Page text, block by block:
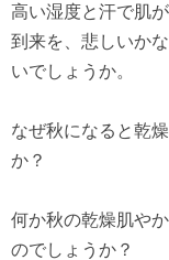
高い湿度と汗で肌
到来を、悲しいか
いでしょうか。
なぜ秋になると乾
か？
何か秋の乾燥肌や
のでしょうか？